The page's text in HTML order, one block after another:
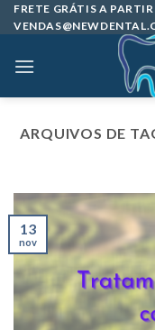
Skip
to
FRETE GRÁTIS A
ARQUIVOS DE
13
nov